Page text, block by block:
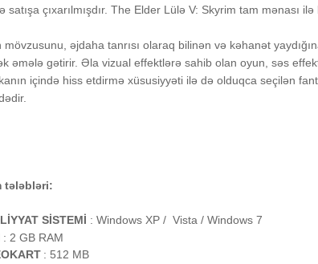
satışa çıxarılmışdır. The Elder Lülə V: Skyrim tam mənası
mövzusunu, əjdaha tanrısı olaraq bilinən və kəhanət
əmələ gətirir. Əla vizual effektlərə sahib olan oyun, səs
içində hiss etdirmə xüsusiyyəti ilə də olduqca seçilən
tələbləri:
SİSTEMİ : Windows XP / Vista / Windows 7
: 2 GB RAM
: 512 MB